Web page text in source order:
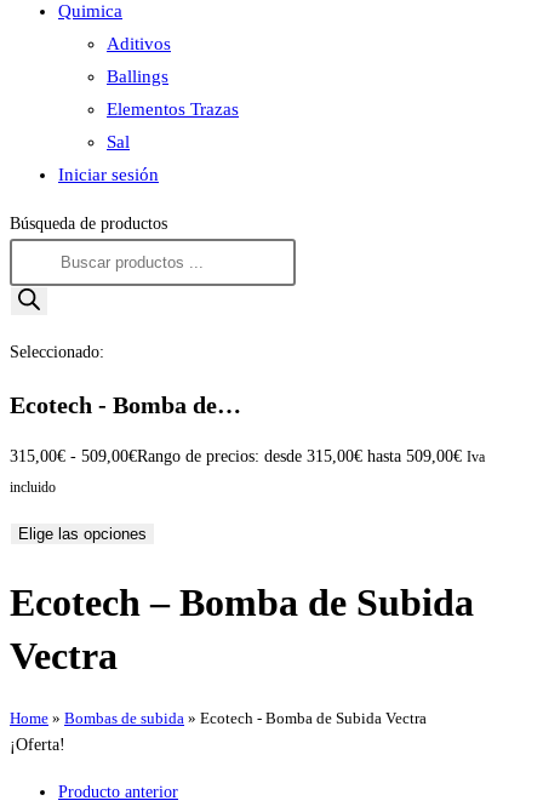
Quimica
Aditivos
Ballings
Elementos Trazas
Sal
Iniciar sesión
Búsqueda de productos
Seleccionado:
Ecotech - Bomba de…
315,00€ - 509,00€Rango de precios: desde 315,00€ hasta 509,00€ Iva
incluido
Elige las opciones
Ecotech – Bomba de Subida
Vectra
Home » Bombas de subida » Ecotech - Bomba de Subida Vectra
¡Oferta!
Producto anterior